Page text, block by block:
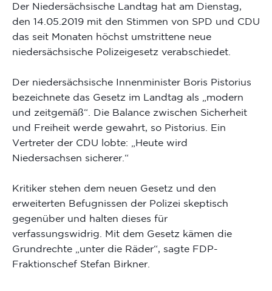
Der Niedersächsische Landtag hat am Dienstag,
den 14.05.2019 mit den Stimmen von SPD und CDU
das seit Monaten höchst umstrittene neue
niedersächsische Polizeigesetz verabschiedet.
Der niedersächsische Innenminister Boris Pistorius
bezeichnete das Gesetz im Landtag als „modern
und zeitgemäß“. Die Balance zwischen Sicherheit
und Freiheit werde gewahrt, so Pistorius. Ein
Vertreter der CDU lobte: „Heute wird
Niedersachsen sicherer.“
Kritiker stehen dem neuen Gesetz und den
erweiterten Befugnissen der Polizei skeptisch
gegenüber und halten dieses für
verfassungswidrig. Mit dem Gesetz kämen die
Grundrechte „unter die Räder“, sagte FDP-
Fraktionschef Stefan Birkner.